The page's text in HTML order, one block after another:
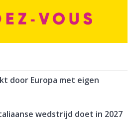
door Europa met eigen
wedstrijd doet in 2027